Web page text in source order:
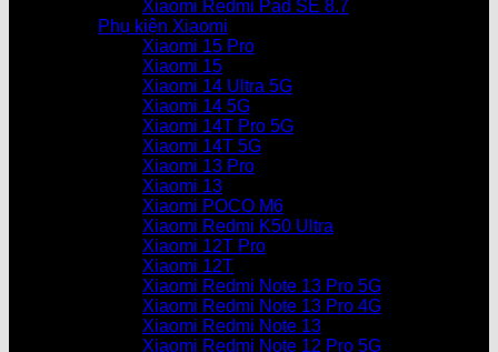
Xiaomi Redmi Pad SE 8.7
Phụ kiện Xiaomi
Xiaomi 15 Pro
Xiaomi 15
Xiaomi 14 Ultra 5G
Xiaomi 14 5G
Xiaomi 14T Pro 5G
Xiaomi 14T 5G
Xiaomi 13 Pro
Xiaomi 13
Xiaomi POCO M6
Xiaomi Redmi K50 Ultra
Xiaomi 12T Pro
Xiaomi 12T
Xiaomi Redmi Note 13 Pro 5G
Xiaomi Redmi Note 13 Pro 4G
Xiaomi Redmi Note 13
Xiaomi Redmi Note 12 Pro 5G